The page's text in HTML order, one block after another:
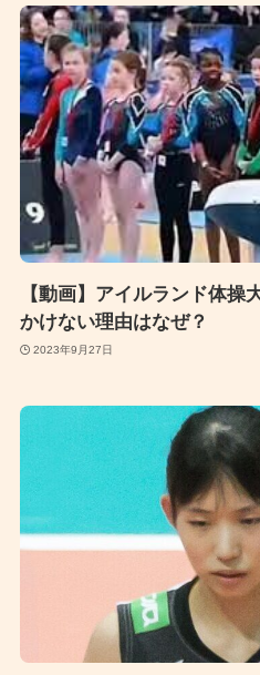
【動画】アイルランド体操
かけない理由はなぜ？
2023年9月27日